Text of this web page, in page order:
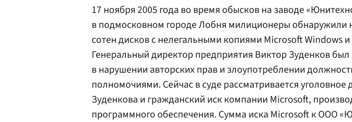
17 ноября 2005 года во время обысков на заводе
в подмосковном городе Лобня милиционеры обнаружили
сотен дисков с нелегальными копиями Microsoft Windows
Генеральный директор предприятия Виктор Зуденков
в нарушении авторских прав и злоупотреблении
полномочиями. Сейчас в суде рассматривается уголовное
Зуденкова и гражданский иск компании Microsoft,
программного обеспечения. Сумма иска Microsoft к ООО